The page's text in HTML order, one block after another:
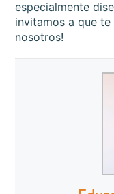
especialmente
invitamos a que
nosotros!